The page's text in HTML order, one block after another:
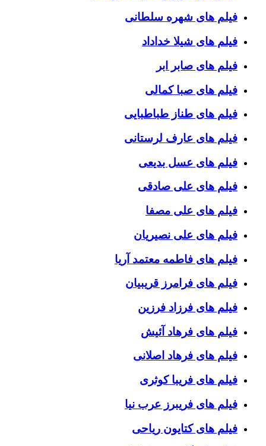
فیلم های شهره سلطانی
فیلم های شیلا خداداد
فیلم های صابر ابر
فیلم های صبا کمالی
فیلم های طناز طباطبایی
فیلم های عارف لرستانی
فیلم های عسل بدیعی
فیلم های علی صادقی
فیلم های علی مصفا
فیلم های علی نصیریان
فیلم های فاطمه معتمد آریا
فیلم های فرامرز قریبیان
فیلم های فرزاد فرزین
فیلم های فرهاد آئیش
فیلم های فرهاد اصلانی
فیلم های فریبا کوثری
فیلم های فریبرز عرب نیا
فیلم های کتایون ریاحی